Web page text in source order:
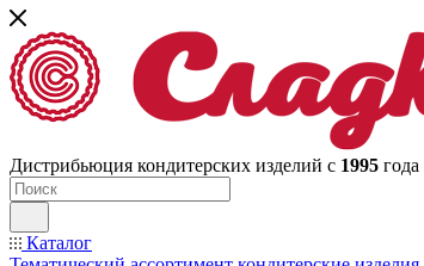
Дистрибьюция кондитерских изделий с 1995 года
Каталог